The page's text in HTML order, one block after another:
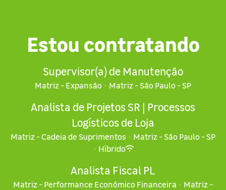
Estou contratando
Supervisor(a) de Manutenção
Matriz - Expansão · Matriz - São Paulo - SP
Analista de Projetos SR | Processos
Logísticos de Loja
Matriz - Cadeia de Suprimentos · Matriz - São Paulo - SP
· Híbrido
Analista Fiscal PL
Matriz - Performance Econômico Financeira · Matriz -